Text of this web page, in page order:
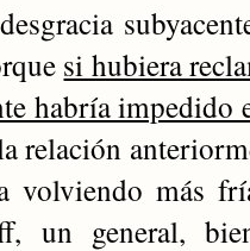
si hubiera
habría impedido
relación
volviendo más
un general,